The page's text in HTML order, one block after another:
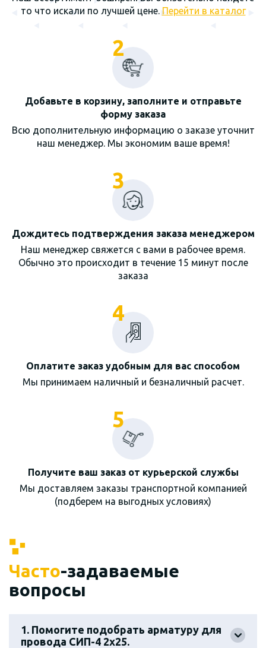
то что искали по лучшей цене. Перейти в каталог
2
Добавьте в корзину, заполните и отправьте
форму заказа
Всю дополнительную информацию о заказе уточнит
наш менеджер. Мы экономим ваше время!
3
Дождитесь подтверждения заказа менеджером
Наш менеджер свяжется с вами в рабочее время.
Обычно это происходит в течение 15 минут после
заказа
4
Оплатите заказ удобным для вас способом
Мы принимаем наличный и безналичный расчет.
5
Получите ваш заказ от курьерской службы
Мы доставляем заказы транспортной компанией
(подберем на выгодных условиях)
Часто-задаваемые
вопросы
1. Помогите подобрать арматуру для
провода СИП-4 2х25.